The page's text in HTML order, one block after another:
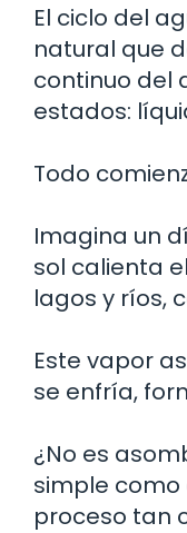
El ciclo del
natural que
continuo del
estados:
Todo
Imagina un
sol calienta
lagos y ríos,
Este vapor
se enfría,
¿No es
simple como
proceso tan